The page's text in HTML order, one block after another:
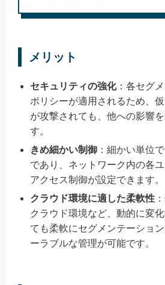
メリット
セキュリティの強化：各セグ
ポリシーが適用されるため、
が攻撃されても、他への影響
す。
きめ細かい制御 ：細かい単位
であり、ネットワーク内の各
アクセス制御が設定できます。
クラウド環境に適した柔軟性
クラウド環境など、動的に変
ても柔軟にセグメンテーショ
ーラブルな管理が可能です。